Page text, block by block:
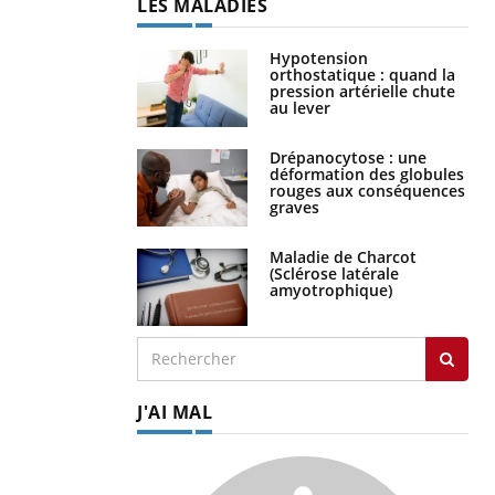
LES MALADIES
Hypotension
orthostatique : quand la
pression artérielle chute
au lever
Drépanocytose : une
déformation des globules
rouges aux conséquences
graves
Maladie de Charcot
(Sclérose latérale
amyotrophique)
J'AI MAL